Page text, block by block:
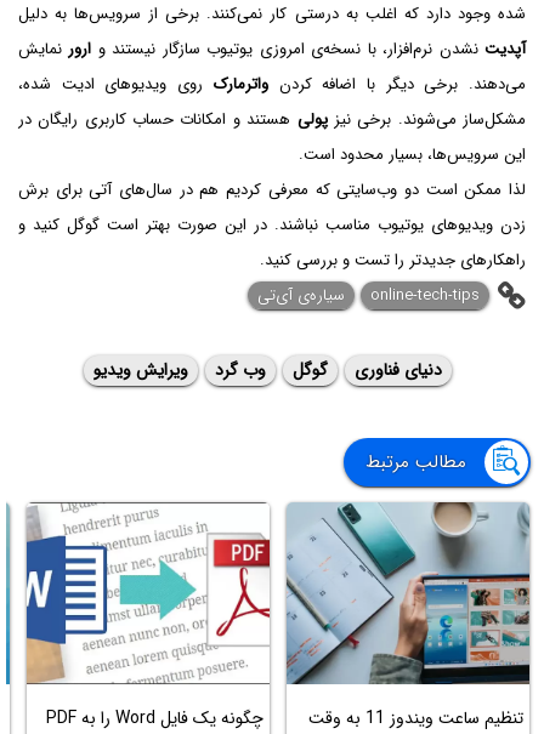
شده وجود دارد که اغلب به درستی کار نمی‌کنند. برخی از سرویس‌ها به دلیل
آپدیتنشدن نرم‌افزار، با نسخه‌ی امروزی یوتیوب سازگار نیستند و ارورنمایش
می‌دهند. برخی دیگر با اضافه کردنواترمارک روی ویدیوهای ادیت شده،
مشکل‌ساز می‌شوند. برخی نیزپولی هستند و امکانات حساب کاربری رایگان‌ در
این سرویس‌ها، بسیار محدود است.
لذا ممکن است دو وب‌سایتی که معرفی کردیم هم در سال‌های آتی برای برش
زدن ویدیوهای یوتیوب مناسب نباشند. در این صورت بهتر است گوگل کنید و
راهکارهای جدیدتر را تست و بررسی کنید.
online-tech-tips
سیاره‌ی ‌آی‌تی
دنیای فناوری گوگل وب گرد ویرایش ویدیو
مطالب مرتبط
تنظیم ساعت ویندوز 11 به وقت
چگونه یک فایل Word را به PDF